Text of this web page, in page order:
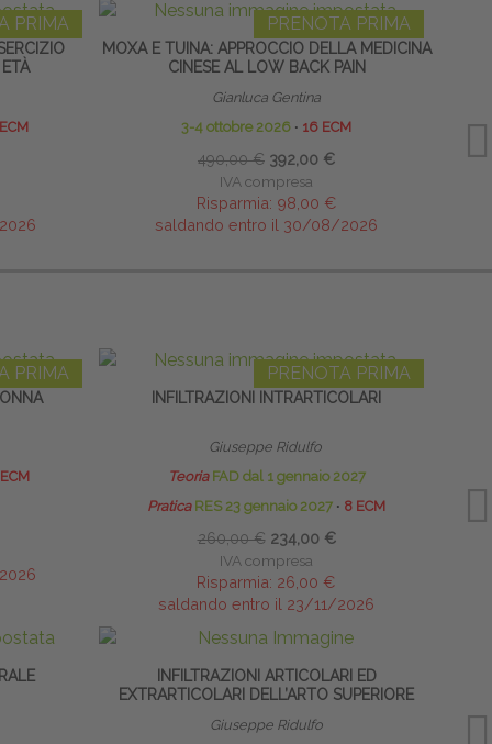
PRIMA PRENOTA PRIMA
MOXA E TUINA: APPROCCIO DELLA MEDICINA
CINESE AL LOW BACK PAIN
Gianluca Gentina
3-4 ottobre 2026 ∙ 16 ECM
490,00 € 392,00 €
IVA compresa
Risparmia: 98,00 €
saldando entro il 30/08/2026
PRIMA PRENOTA PRIMA
INFILTRAZIONI INTRARTICOLARI
Giuseppe Ridulfo
Teoria FAD dal 1 gennaio 2027
PraticaRES 23 gennaio 2027 ∙ 8 ECM
260,00 € 234,00 €
IVA compresa
Risparmia: 26,00 €
saldando entro il 23/11/2026
INFILTRAZIONI ARTICOLARI ED
EXTRARTICOLARI DELL’ARTO SUPERIORE
Giuseppe Ridulfo